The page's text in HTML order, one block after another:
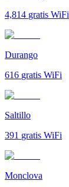
4,814 gratis WiFi
Durango
616 gratis WiFi
Saltillo
391 gratis WiFi
Monclova